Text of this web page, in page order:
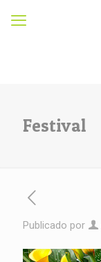
Festival
Publicado por